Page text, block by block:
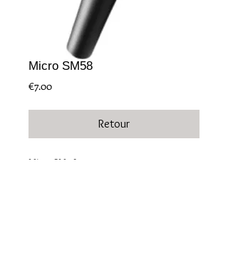
Micro SM58
€7.00Price
Retour
Micro SM 58